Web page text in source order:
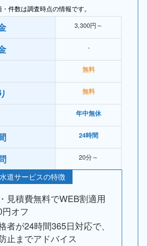
件数は調査時点の情報です。
3,300円～
‐
無料
無料
年中無休
24時間
20分～
道サービスの特徴
見積費無料でWEB割適用
オフ
者が24時間365日対応で、
止までアドバイス